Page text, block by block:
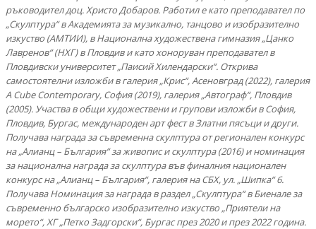
ръководител доц. Христо Добаров. Работил е като преподавател по
„Скулптура“ в Академията за музикално, танцово и изобразително
изкуство (АМТИИ), в Национална художествена гимназия „Цанко
Лавренов“ (НХГ) в Пловдив и като хоноруван преподавател в
Пловдивски университет „Паисий Хилендарски“. Открива
самостоятелни изложби в галерия „Крис“, Асеновград (2022), галерия
A Cube Contemporary, София (2019), галерия „Автограф“, Пловдив
(2005). Участва в общи художествени и групови изложби в София,
Пловдив, Бургас, международен арт фест в Златни пясъци и други.
Получава награда за съвременна скулптура от регионален конкурс
на „Алианц – България“ за живопис и скулптура (2016) и номинация
за национална награда за скулптура във финалния национален
конкурс на „Алианц – България“, галерия на СБХ, ул. „Шипка“ 6.
Получава Номинация за награда в раздел „Скулптура“ в Биенале за
съвременно българско изобразително изкуство „Приятели на
морето“, ХГ „Петко Задгорски“, Бургас през 2020 и през 2022 година.